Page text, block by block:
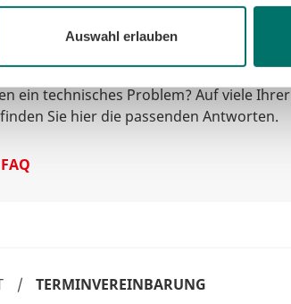
Auswahl erlauben
Fragen rund um Ihren Energievertrag?
ein technisches Problem? Auf viele Ihrer
Sie hier die passenden Antworten.
/ TERMINVEREINBARUNG